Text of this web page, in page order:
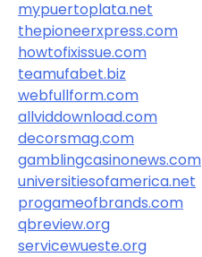
mypuertoplata.net
thepioneerxpress.com
howtofixissue.com
teamufabet.biz
webfullform.com
allviddownload.com
decorsmag.com
gamblingcasinonews.com
universitiesofamerica.net
progameofbrands.com
qbreview.org
servicewueste.org